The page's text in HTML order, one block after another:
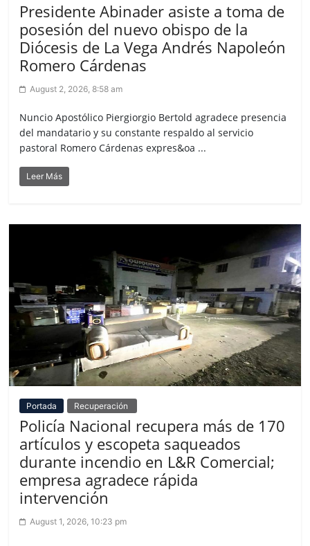
Presidente Abinader asiste a toma de
posesión del nuevo obispo de la
Diócesis de La Vega Andrés Napoleón
Romero Cárdenas
August 2, 2026, 8:58 am
Nuncio Apostólico Piergiorgio Bertold agradece presencia
del mandatario y su constante respaldo al servicio
pastoral Romero Cárdenas expres&oa ...
Leer Más
Portada Recuperación
Policía Nacional recupera más de 170
artículos y escopeta saqueados
durante incendio en L&R Comercial;
empresa agradece rápida
intervención
August 1, 2026, 10:23 pm